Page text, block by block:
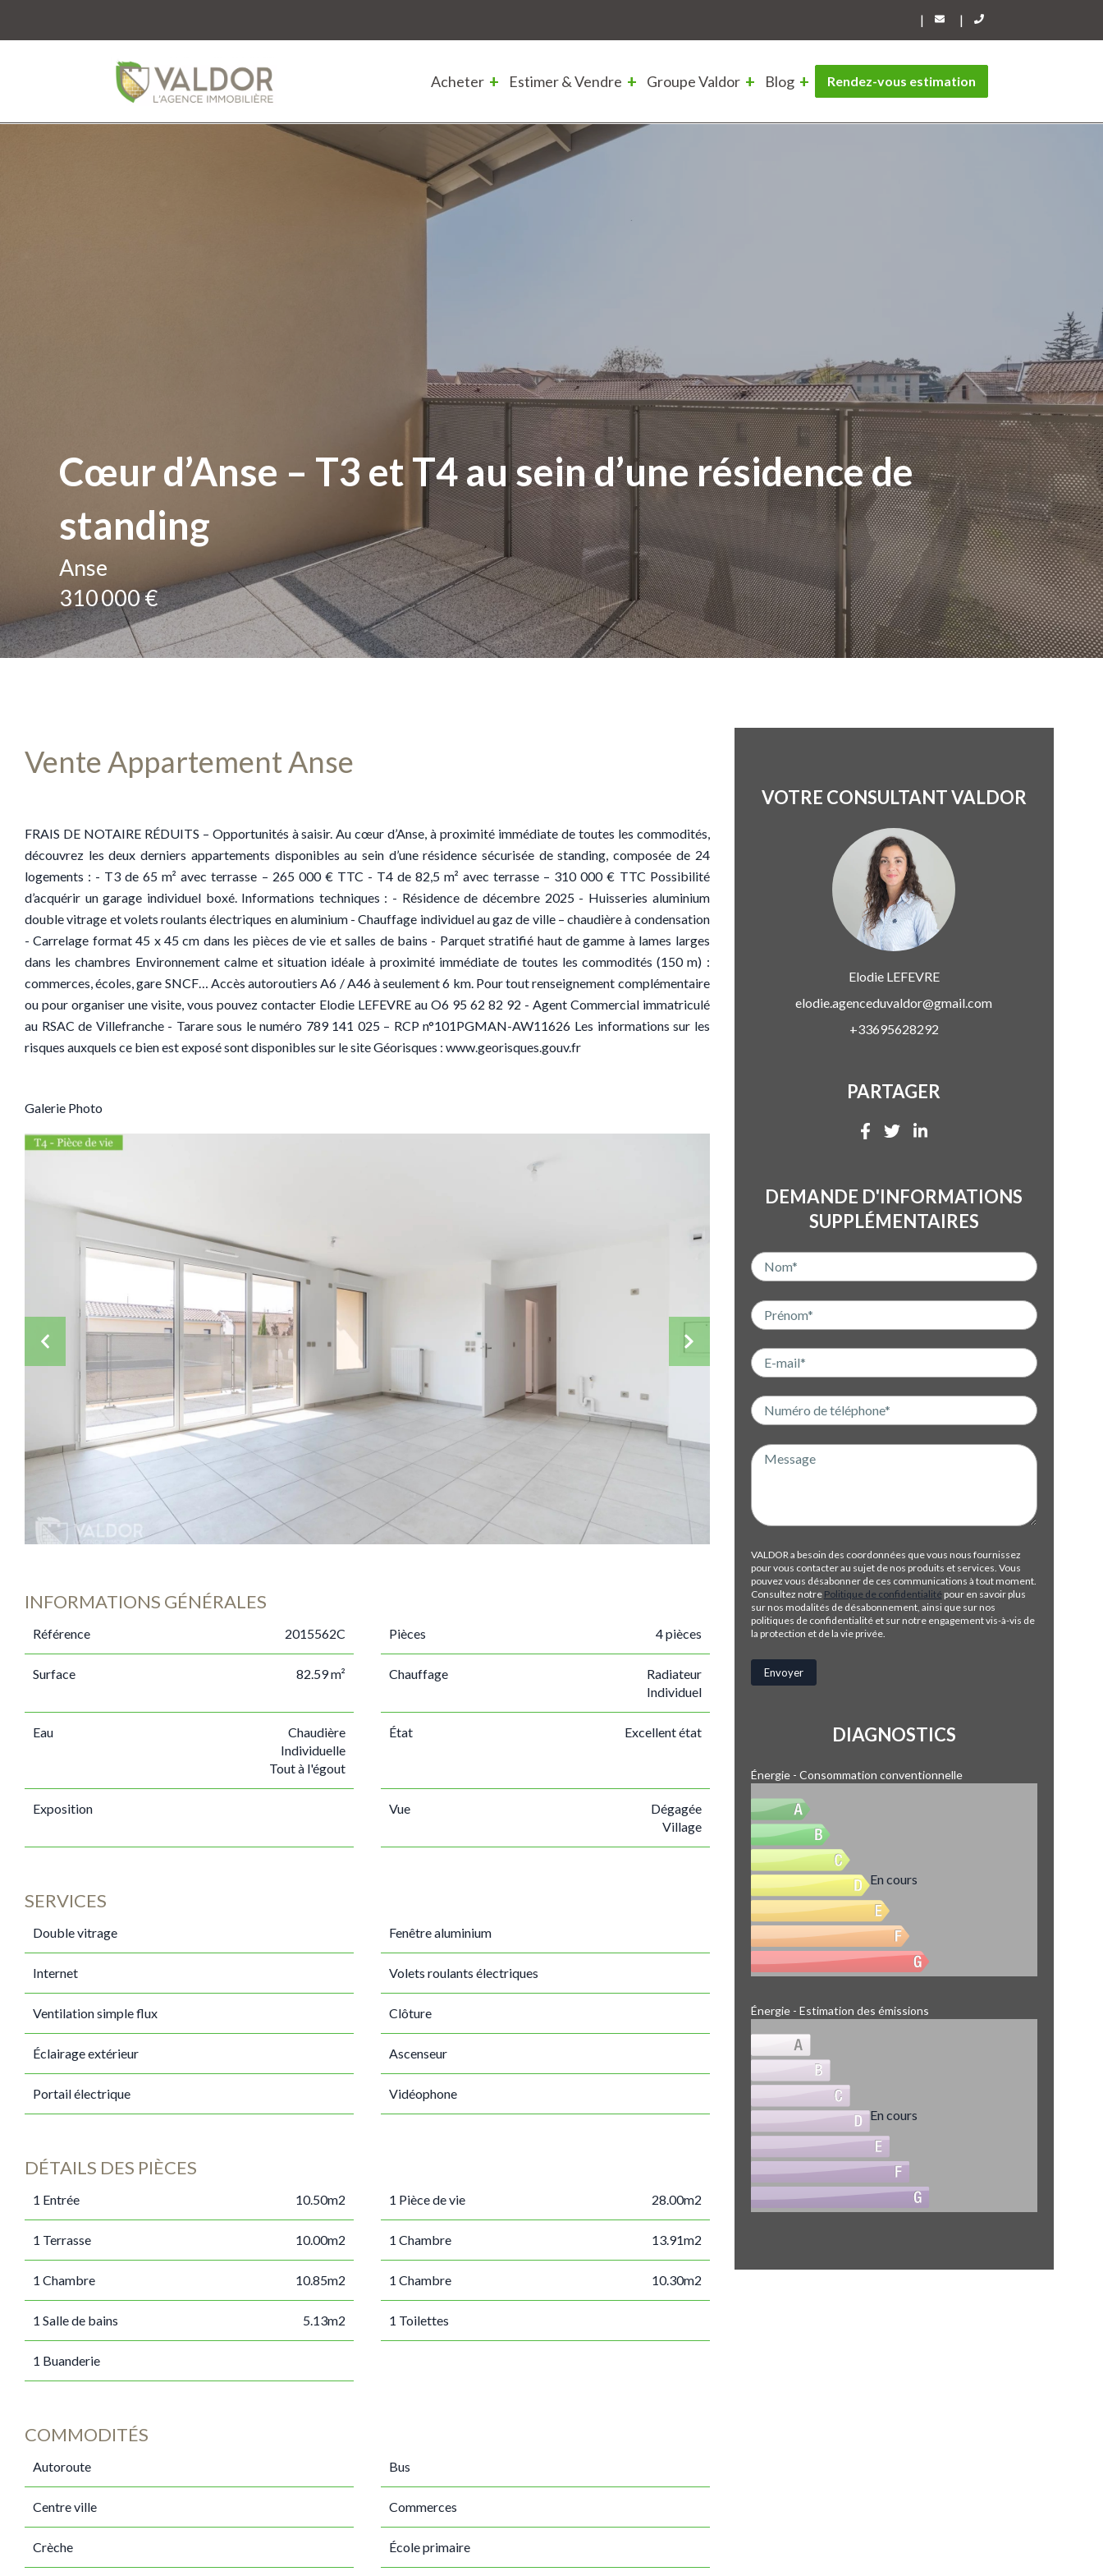
| |
Acheter Estimer & Vendre Groupe Valdor Blog Rendez-vous estimation
Cœur d’Anse – T3 et T4 au sein d’une résidence de
standing
Anse
310 000 €
Vente Appartement Anse
FRAIS DE NOTAIRE RÉDUITS – Opportunités à saisir. Au cœur d’Anse, à proximité immédiate de toutes les commodités,
découvrez les deux derniers appartements disponibles au sein d’une résidence sécurisée de standing, composée de 24
logements : - T3 de 65 m² avec terrasse – 265 000 € TTC - T4 de 82,5 m² avec terrasse – 310 000 € TTC Possibilité
d’acquérir un garage individuel boxé. Informations techniques : - Résidence de décembre 2025 - Huisseries aluminium
double vitrage et volets roulants électriques en aluminium - Chauffage individuel au gaz de ville – chaudière à condensation
- Carrelage format 45 x 45 cm dans les pièces de vie et salles de bains - Parquet stratifié haut de gamme à lames larges
dans les chambres Environnement calme et situation idéale à proximité immédiate de toutes les commodités (150 m) :
commerces, écoles, gare SNCF… Accès autoroutiers A6 / A46 à seulement 6 km. Pour tout renseignement complémentaire
ou pour organiser une visite, vous pouvez contacter Elodie LEFEVRE au O6 95 62 82 92 - Agent Commercial immatriculé
au RSAC de Villefranche - Tarare sous le numéro 789 141 025 – RCP n°101PGMAN-AW11626 Les informations sur les
risques auxquels ce bien est exposé sont disponibles sur le site Géorisques : www.georisques.gouv.fr
Galerie Photo
INFORMATIONS GÉNÉRALES
Référence 2015562C Pièces 4 pièces
Surface 82.59 m² Chauffage
Radiateur
Individuel
Eau
Chaudière
Individuelle
Tout à l'égout
État Excellent état
Exposition Vue
Dégagée
Village
SERVICES
Double vitrage Fenêtre aluminium
Internet Volets roulants électriques
Ventilation simple flux Clôture
Éclairage extérieur Ascenseur
Portail électrique Vidéophone
DÉTAILS DES PIÈCES
1 Entrée 10.50m2 1 Pièce de vie 28.00m2
1 Terrasse 10.00m2 1 Chambre 13.91m2
1 Chambre 10.85m2 1 Chambre 10.30m2
1 Salle de bains 5.13m2 1 Toilettes
1 Buanderie
COMMODITÉS
Autoroute Bus
Centre ville Commerces
Crèche École primaire
VOTRE CONSULTANT VALDOR
ElodieLEFEVRE
elodie.agenceduvaldor@gmail.com
+33695628292
PARTAGER
DEMANDE D'INFORMATIONS
SUPPLÉMENTAIRES
VALDOR a besoin des coordonnées que vous nous fournissez
pour vous contacter au sujet de nos produits et services. Vous
pouvez vous désabonner de ces communications à tout moment.
Consultez notre Politique de confidentialité pour en savoir plus
sur nos modalités de désabonnement, ainsi que sur nos
politiques de confidentialité et sur notre engagement vis-à-vis de
la protection et de la vie privée.
DIAGNOSTICS
Énergie - Consommation conventionnelle
En cours
Énergie - Estimation des émissions
En cours